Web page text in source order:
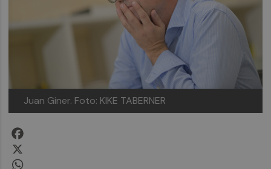
Juan Giner. Foto: KIKE TABERNER